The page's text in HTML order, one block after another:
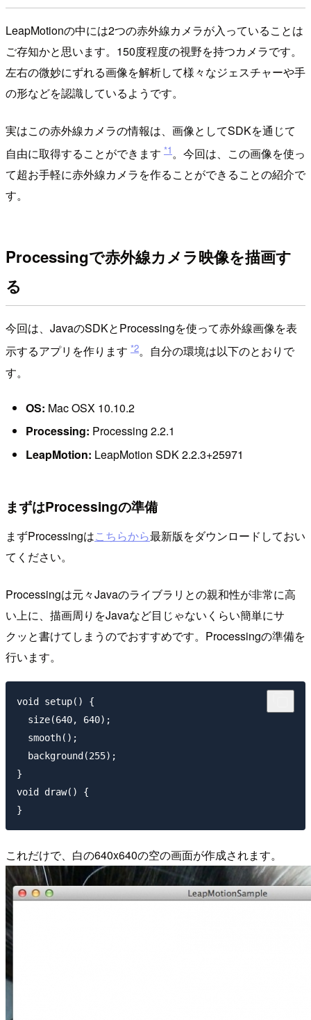
LeapMotionの中には2つの赤外線カメラが入っていることは
ご存知かと思います。150度程度の視野を持つカメラです。
左右の微妙にずれる画像を解析して様々なジェスチャーや手
の形などを認識しているようです。
実はこの赤外線カメラの情報は、画像としてSDKを通じて
自由に取得することができます *1。今回は、この画像を使っ
て超お手軽に赤外線カメラを作ることができることの紹介で
す。
Processingで赤外線カメラ映像を描画す
る
今回は、JavaのSDKとProcessingを使って赤外線画像を表
示するアプリを作ります *2。自分の環境は以下のとおりで
す。
OS: Mac OSX 10.10.2
Processing: Processing 2.2.1
LeapMotion: LeapMotion SDK 2.2.3+25971
まずはProcessingの準備
まずProcessingはこちらから最新版をダウンロードしておい
てください。
Processingは元々Javaのライブラリとの親和性が非常に高
い上に、描画周りをJavaなど目じゃないくらい簡単にサ
クッと書けてしまうのでおすすめです。Processingの準備を
行います。
void setup() {
  size(640, 640);
  smooth();
  background(255);
}
void draw() {
これだけで、白の640x640の空の画面が作成されます。